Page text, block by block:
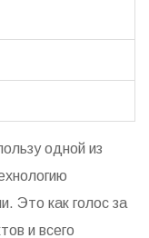
одной из
Это как голос за
и всего